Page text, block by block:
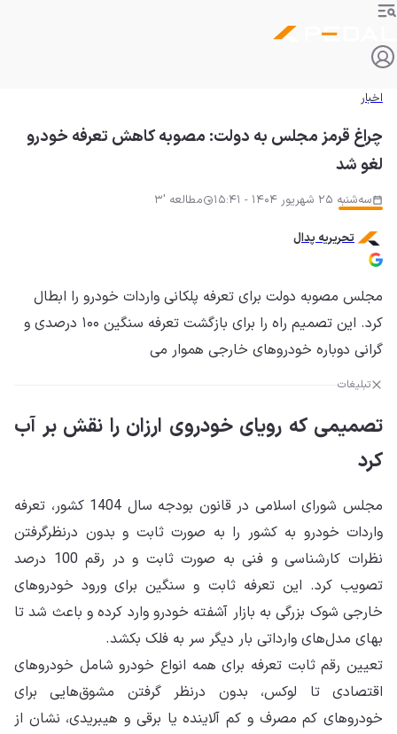
اخبار
چراغ قرمز مجلس به دولت: مصوبه کاهش تعرفه خودرو
لغو شد
سه‌شنبه 25 شهریور 1404 - 15:41 مطالعه '3
تحریریه پدال
مجلس مصوبه دولت برای تعرفه پلکانی واردات خودرو را ابطال
کرد. این تصمیم راه را برای بازگشت تعرفه سنگین ۱۰۰ درصدی و
گرانی دوباره خودروهای خارجی هموار می
تبلیغات
تصمیمی که رویای خودروی ارزان را نقش بر آب
کرد
مجلس شورای اسلامی در قانون بودجه سال 1404 کشور، تعرفه
واردات خودرو به کشور را به صورت ثابت و بدون درنظرگرفتن
نظرات کارشناسی و فنی به صورت ثابت و در رقم 100 درصد
تصویب کرد. این تعرفه ثابت و سنگین برای ورود خودروهای
خارجی شوک بزرگی به بازار آشفته خودرو وارد کرده و باعث شد تا
بهای مدل‌های وارداتی بار دیگر سر به فلک بکشد.
تعیین رقم ثابت تعرفه برای همه انواع خودرو شامل خودروهای
اقتصادی تا لوکس، بدون درنظر گرفتن مشوق‌هایی برای
خودروهای کم مصرف و کم آلاینده یا برقی و هیبریدی، نشان از